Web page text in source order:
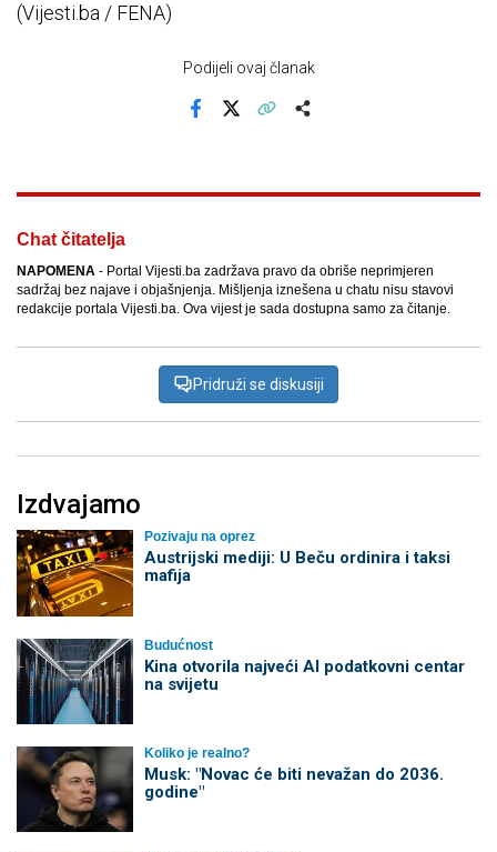
(Vijesti.ba / FENA)
Podijeli ovaj članak
Chat čitatelja
NAPOMENA - Portal Vijesti.ba zadržava pravo da obriše neprimjeren
sadržaj bez najave i objašnjenja. Mišljenja iznešena u chatu nisu stavovi
redakcije portala Vijesti.ba. Ova vijest je sada dostupna samo za čitanje.
Pridruži se diskusiji
Izdvajamo
Pozivaju na oprez
Austrijski mediji: U Beču ordinira i taksi
mafija
Budućnost
Kina otvorila najveći AI podatkovni centar
na svijetu
Koliko je realno?
Musk: "Novac će biti nevažan do 2036.
godine"